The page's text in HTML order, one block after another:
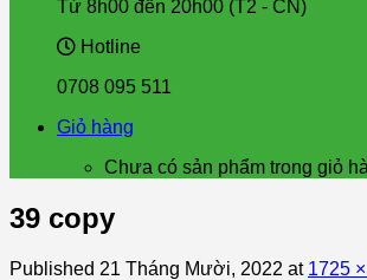
Từ 8h00 đến 20h00 (T2 - CN)
Hotline
0708 095 511
Giỏ hàng
Chưa có sản phẩm trong giỏ
39 copy
Published 21 Tháng Mười, 2022 at 1725